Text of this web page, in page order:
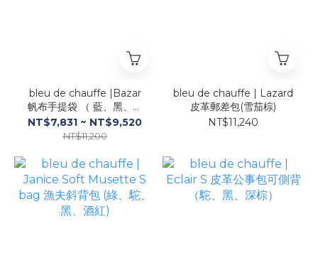
bleu de chauffe |Bazar
帆布手提袋 （ 藍、黑、卡
其）
NT$7,831 ~ NT$9,520
NT$11,200
bleu de chauffe | Lazard
皮革郵差包(雪茄棕)
NT$11,240